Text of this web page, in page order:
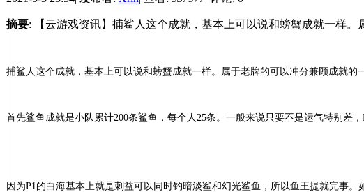
摘要: 【云游戏资讯】捕鲨人这个成就，基本上可以说和螃蟹成就一样
捕鲨人这个成就，基本上可以说和螃蟹成就一样。属于老牌的可以冲分兼顾成就的
首先鲨鱼成就是小队累计200条鲨鱼，每个人25条。一般来说只要不是运气特别差
因为P1的白海基本上就是刺益可以同时钓暗淡鲨和幻光鲨鱼，所以鱼王提就完事。